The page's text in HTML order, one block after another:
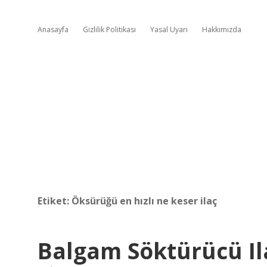
Anasayfa Gizlilik Politikası Yasal Uyarı Hakkımızda
Etiket: Öksürüğü en hızlı ne keser ilaç
Balgam Söktürücü